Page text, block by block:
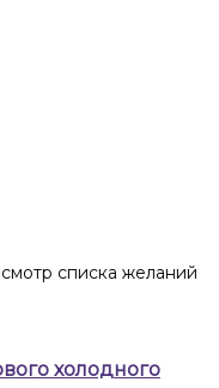
списка желаний
холодного